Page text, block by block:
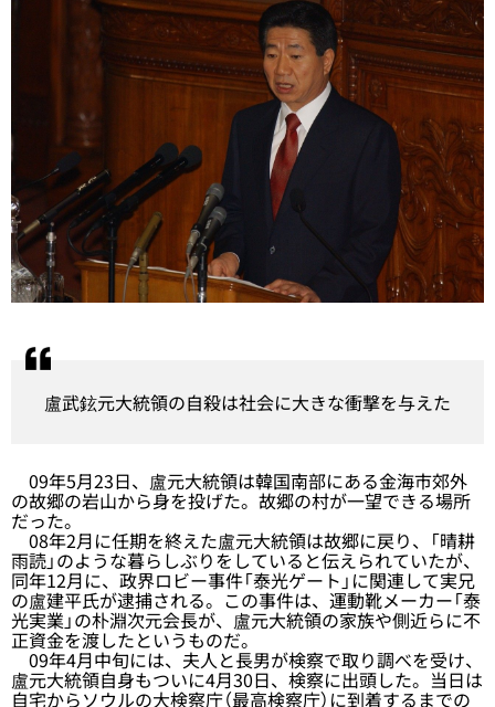
盧武鉉元大統領の自殺は社会に大きな衝撃を与えた
09年5月23日、盧元大統領は韓国南部にある金海市郊外
の故郷の岩山から身を投げた。故郷の村が一望できる場所
だった。
08年2月に任期を終えた盧元大統領は故郷に戻り、「晴耕
雨読」のような暮らしぶりをしていると伝えられていたが、
同年12月に、政界ロビー事件「泰光ゲート」に関連して実兄
の盧建平氏が逮捕される。この事件は、運動靴メーカー「泰
光実業」の朴淵次元会長が、盧元大統領の家族や側近らに不
正資金を渡したというものだ。
09年4月中旬には、夫人と長男が検察で取り調べを受け、
盧元大統領自身もついに4月30日、検察に出頭した。当日は
自宅からソウルの大検察庁（最高検察庁）に到着するまでの